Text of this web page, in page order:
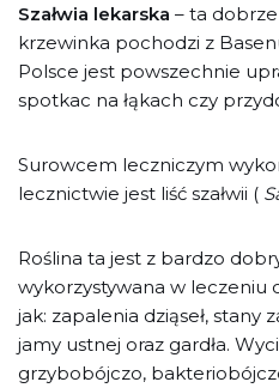
Szałwia lekarska – ta
krzewinka pochodzi z
Polsce jest powszechnie
spotkac na łąkach czy
Surowcem leczniczym
lecznictwie jest liść szałwii (
Roślina ta jest z bardzo
wykorzystywana w leczeniu
jak: zapalenia dziąseł, stany
jamy ustnej oraz gardła.
grzybobójczo,